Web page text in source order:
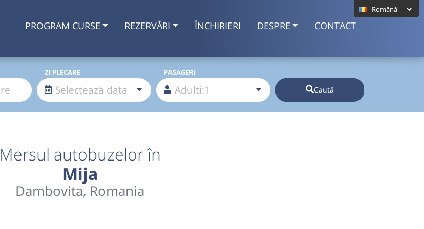
PROGRAM CURSE REZERVĂRI ÎNCHIRIERI DESPRE CONTACT
ZI PLECARE PASAGERI
Caută
Mersul autobuzelor în
Mija
Dambovita, Romania